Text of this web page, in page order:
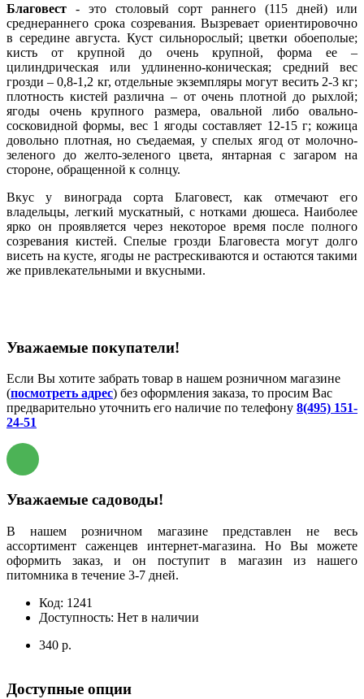
Благовест - это столовый сорт раннего (115 дней) или
среднераннего срока созревания. Вызревает ориентировочно
в середине августа. Куст сильнорослый; цветки обоеполые;
кисть от крупной до очень крупной, форма ее –
цилиндрическая или удлиненно-коническая; средний вес
грозди – 0,8-1,2 кг, отдельные экземпляры могут весить 2-3 кг;
плотность кистей различна – от очень плотной до рыхлой;
ягоды очень крупного размера, овальной либо овально-
сосковидной формы, вес 1 ягоды составляет 12-15 г; кожица
довольно плотная, но съедаемая, у спелых ягод от молочно-
зеленого до желто-зеленого цвета, янтарная с загаром на
стороне, обращенной к солнцу.
Вкус у винограда сорта Благовест, как отмечают его
владельцы, легкий мускатный, с нотками дюшеса. Наиболее
ярко он проявляется через некоторое время после полного
созревания кистей. Спелые грозди Благовеста могут долго
висеть на кусте, ягоды не растрескиваются и остаются такими
же привлекательными и вкусными.
Уважаемые покупатели!
Если Вы хотите забрать товар в нашем розничном магазине
(посмотреть адрес) без оформления заказа, то просим Вас
предварительно уточнить его наличие по телефону 8(495) 151-
24-51
Уважаемые садоводы!
В нашем розничном магазине представлен не весь
ассортимент саженцев интернет-магазина. Но Вы можете
оформить заказ, и он поступит в магазин из нашего
питомника в течение 3-7 дней.
Код: 1241
Доступность: Нет в наличии
340 р.
Доступные опции